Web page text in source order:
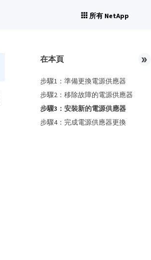
所有 NetApp
在本頁
步驟1：準備更換電源供應器
步驟2：移除故障的電源供應器
步驟3：安裝新的電源供應器
步驟4：完成電源供應器更換